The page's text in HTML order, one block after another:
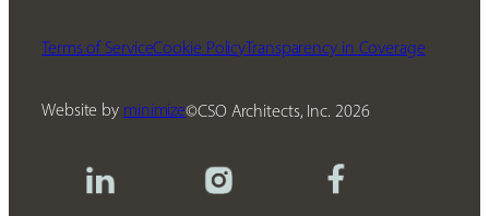
Terms of ServiceCookie PolicyTransparency in Coverage
Website by minimize CSO Architects, Inc.